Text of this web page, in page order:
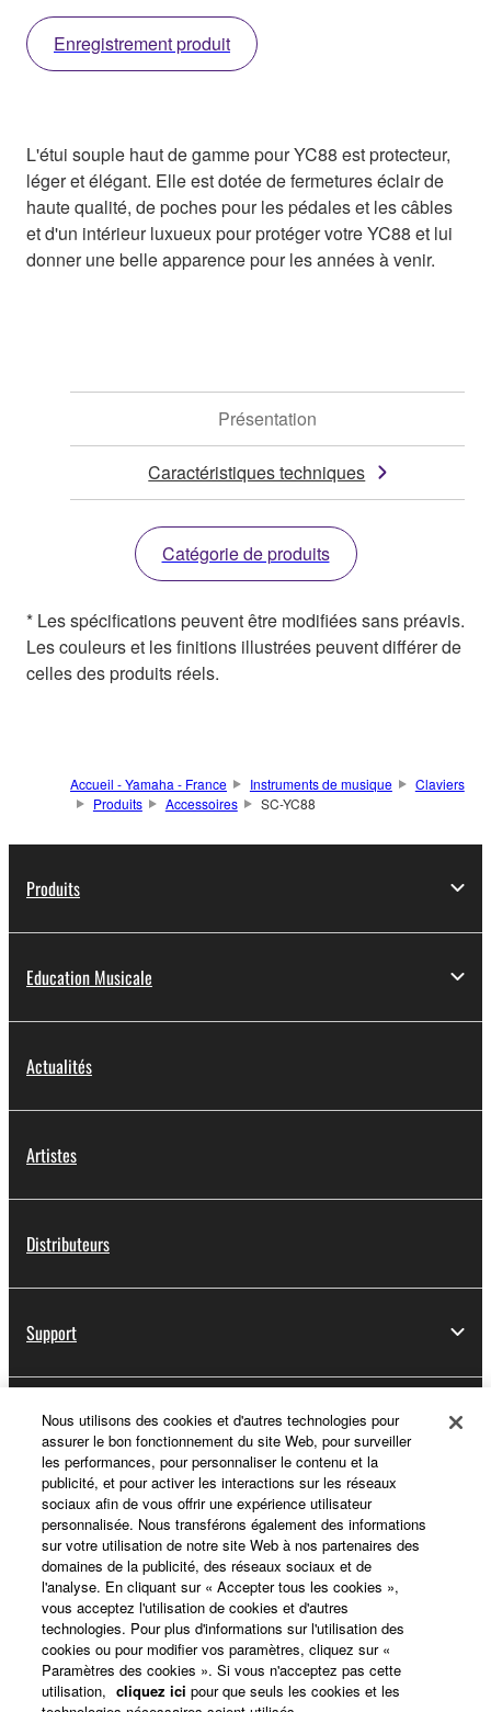
Enregistrement produit
L'étui souple haut de gamme pour YC88 est protecteur,
léger et élégant. Elle est dotée de fermetures éclair de
haute qualité, de poches pour les pédales et les câbles
et d'un intérieur luxueux pour protéger votre YC88 et lui
donner une belle apparence pour les années à venir.
Présentation
Caractéristiques techniques
Catégorie de produits
* Les spécifications peuvent être modifiées sans préavis.
Les couleurs et les finitions illustrées peuvent différer de
celles des produits réels.
Accueil - Yamaha - France Instruments de musique
Claviers
Produits
Accessoires SC-YC88
Produits
Education Musicale
Actualités
Artistes
Distributeurs
Support
Yamaha Music ID - Enregistrement
A propos de Yamaha
France - French
Professionnel
Nous utilisons des cookies et d'autres technologies pour
assurer le bon fonctionnement du site Web, pour surveiller
les performances, pour personnaliser le contenu et la
publicité, et pour activer les interactions sur les réseaux
sociaux afin de vous offrir une expérience utilisateur
personnalisée. Nous transférons également des informations
sur votre utilisation de notre site Web à nos partenaires des
domaines de la publicité, des réseaux sociaux et de
l'analyse. En cliquant sur « Accepter tous les cookies »,
vous acceptez l'utilisation de cookies et d'autres
technologies. Pour plus d'informations sur l'utilisation des
cookies ou pour modifier vos paramètres, cliquez sur «
Paramètres des cookies ». Si vous n'acceptez pas cette
utilisation, cliquez ici pour que seuls les cookies et les